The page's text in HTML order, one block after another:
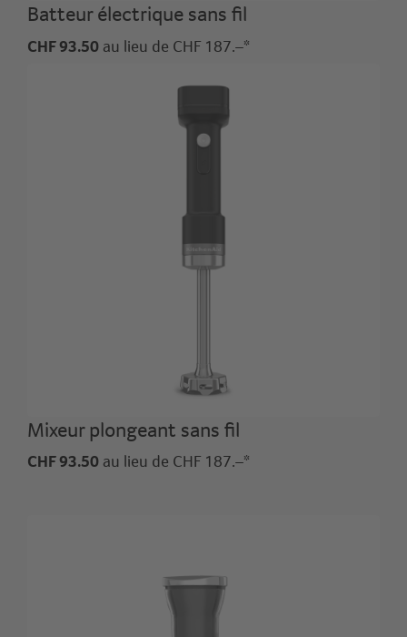
Batteur électrique sans fil
CHF 93.50 au lieu de CHF 187.–*
Mixeur plongeant sans fil
CHF 93.50 au lieu de CHF 187.–*